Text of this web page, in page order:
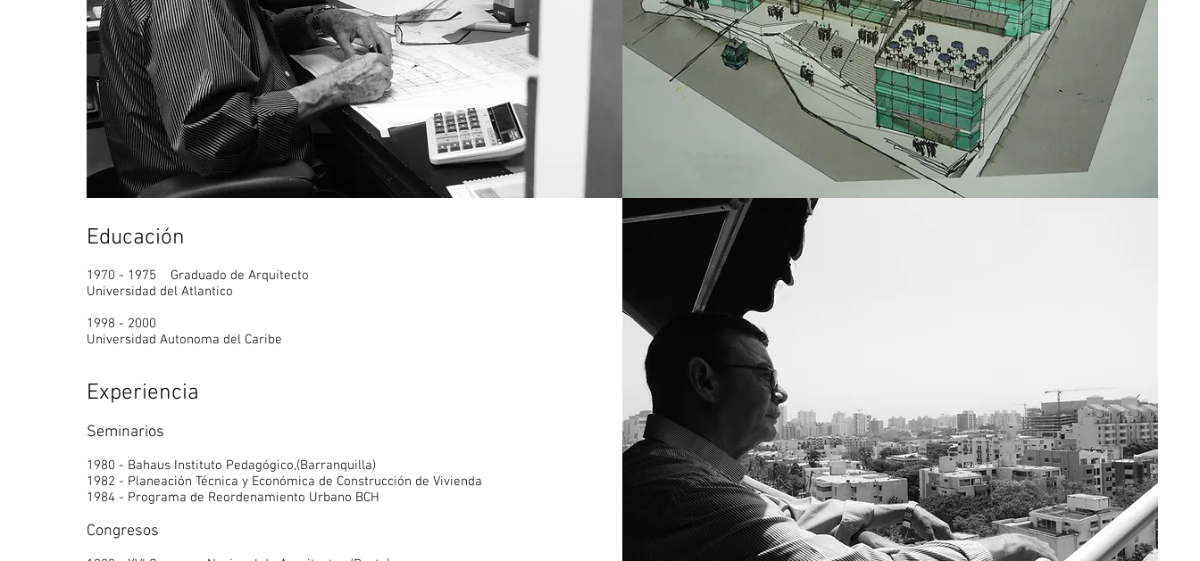
Educación
1970 - 1975 Graduado de Arquitecto
Universidad del Atlantico
1998 - 2000
Universidad Autonoma del Caribe
Experiencia
Seminarios
1980 - Bahaus Instituto Pedagógico,(Barranquilla)
1982 - Planeación Técnica y Económica de Construcción de Vivienda
1984 - Programa de Reordenamiento Urbano BCH
Congresos